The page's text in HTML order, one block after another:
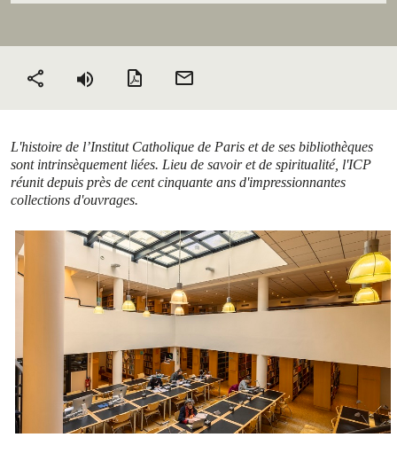
Partager Version PDF
L'histoire de l’Institut Catholique de Paris et de ses bibliothèques
sont intrinsèquement liées. Lieu de savoir et de spiritualité, l'ICP
réunit depuis près de cent cinquante ans d'impressionnantes
collections d'ouvrages.